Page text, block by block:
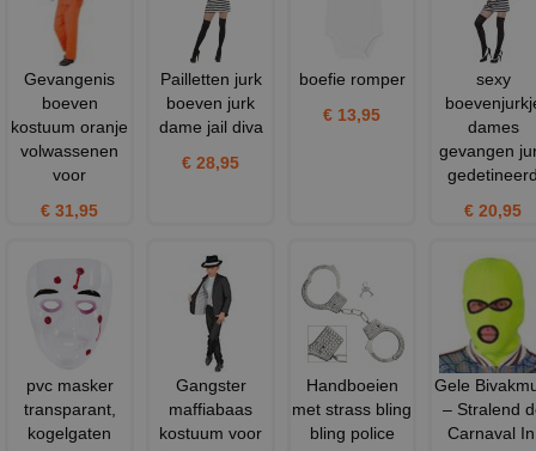
Gevangenis
boeven
kostuum oranje
volwassenen
voor
€ 31,95
Pailletten jurk
boeven jurk
dame jail diva
€ 28,95
boefie romper
€ 13,95
sexy
dames
gevangen
€ 20,95
pvc masker
transparant,
kogelgaten
Gangster
maffiabaas
kostuum voor
Handboeien
met strass bling
bling police
Gele
– Stralend
Carnaval